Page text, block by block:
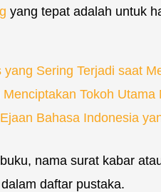
yang tepat adalah untuk
yang Sering Terjadi saat
Menciptakan Tokoh
Bahasa Indonesia
nama surat kabar
daftar pustaka.